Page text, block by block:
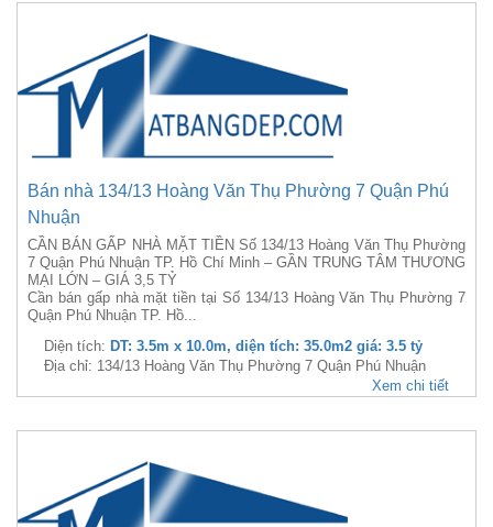
Bán nhà 134/13 Hoàng Văn Thụ Phường 7 Quận Phú
Nhuận
CẦN BÁN GẤP NHÀ MẶT TIỀN Số 134/13 Hoàng Văn Thụ Phường
7 Quận Phú Nhuận TP. Hồ Chí Minh – GẦN TRUNG TÂM THƯƠNG
MẠI LỚN – GIÁ 3,5 TỶ
Cần bán gấp nhà mặt tiền tại Số 134/13 Hoàng Văn Thụ Phường 7
Quận Phú Nhuận TP. Hồ...
Diện tích: DT: 3.5m x 10.0m, diện tích: 35.0m2 giá: 3.5 tỷ
Địa chỉ: 134/13 Hoàng Văn Thụ Phường 7 Quận Phú Nhuận
Xem chi tiết